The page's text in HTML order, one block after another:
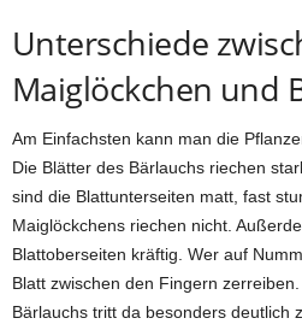
Unterschiede
Maiglöckchen und
Am Einfachsten kann man die
Die Blätter des Bärlauchs riechen
sind die Blattunterseiten matt, fast
Maiglöckchens riechen nicht.
Blattoberseiten kräftig. Wer auf
Blatt zwischen den Fingern
Bärlauchs tritt da besonders deutlich